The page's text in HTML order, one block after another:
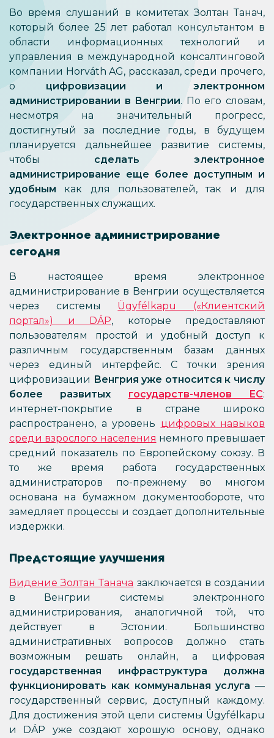
Во время слушаний в комитетах Золтан Танач,
который более 25 лет работал консультантом в
области информационных технологий и
управления в международной консалтинговой
компании Horváth AG, рассказал, среди прочего,
о цифровизации и электронном
администрировании в Венгрии. По его словам,
несмотря на значительный прогресс,
достигнутый за последние годы, в будущем
планируется дальнейшее развитие системы,
чтобы сделать электронное
администрирование еще более доступным и
удобным как для пользователей, так и для
государственных служащих.
Электронное администрирование
сегодня
В настоящее время электронное
администрирование в Венгрии осуществляется
через системы Ügyfélkapu («Клиентский
портал») и DÁP, которые предоставляют
пользователям простой и удобный доступ к
различным государственным базам данных
через единый интерфейс. С точки зрения
цифровизации Венгрия уже относится к числу
более развитых государств-членов ЕС:
интернет-покрытие в стране широко
распространено, а уровень цифровых навыков
среди взрослого населения немного превышает
средний показатель по Европейскому союзу. В
то же время работа государственных
администраторов по-прежнему во многом
основана на бумажном документообороте, что
замедляет процессы и создает дополнительные
издержки.
Предстоящие улучшения
Видение Золтан Танача заключается в создании
в Венгрии системы электронного
администрирования, аналогичной той, что
действует в Эстонии. Большинство
административных вопросов должно стать
возможным решать онлайн, а цифровая
государственная инфраструктура должна
функционировать как коммунальная услуга —
государственный сервис, доступный каждому.
Для достижения этой цели системы Ügyfélkapu
и DÁP уже создают хорошую основу, однако